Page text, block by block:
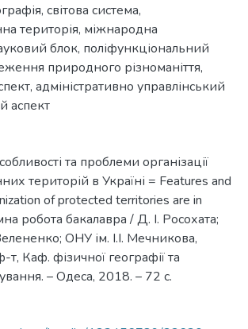
, світова система,
територія, міжнародна
блок, поліфункціональний
природного різноманіття,
, адміністративно управлінський
аспект
та проблеми організації
територій в Україні = Features and
of protected territories are in
робота бакалавра / Д. І. Росохата;
ОНУ ім. І.І. Мечникова,
т, Каф. фізичної географії та
– Одеса, 2018. – 72 с.